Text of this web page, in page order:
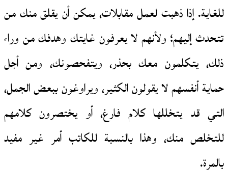
للغاية. إذا ذهبت لعمل مقابلات، يمكن أن يقلق منك من
تتحدث إليهم؛ ولأنهم لا يعرفون غايتك وهدفك من وراء
ذلك، يتكلمون معك بحذر، ويتفحصونك، ومن أجل
حماية أنفسهم لا يقولون الكثير، ويراوغون ببعض الجمل،
التي قد يتخللها كلام فارغ، أو يختصرون كلامهم
للتخلص منك، وهذا بالنسبة للكاتب أمر غير مفيد
بالمرة.